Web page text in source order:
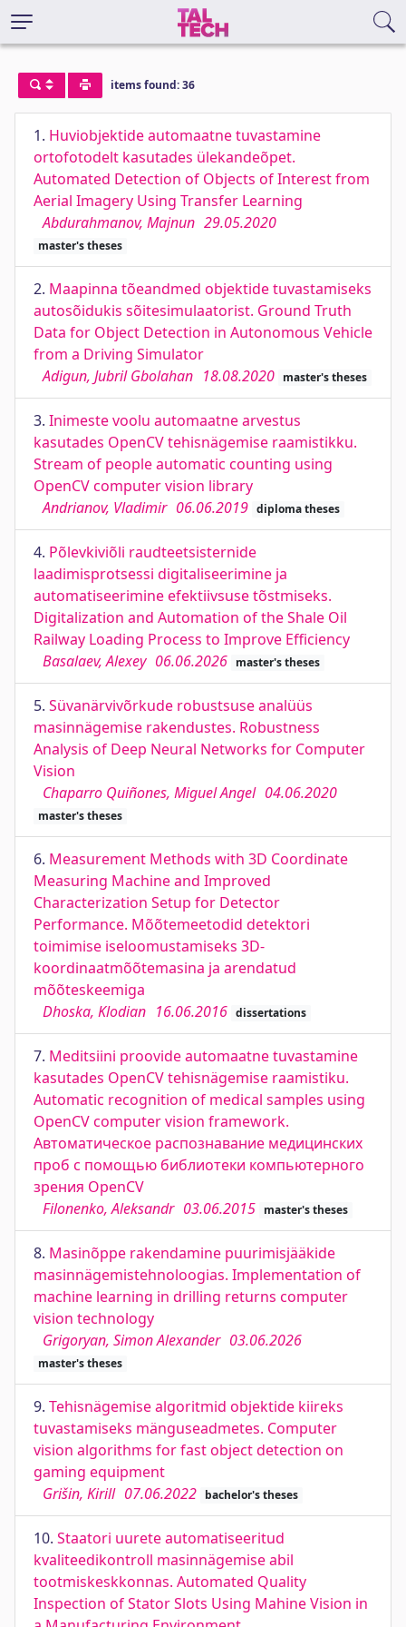
items found: 36
1. Huviobjektide automaatne tuvastamine
ortofotodelt kasutades ülekandeõpet.
Automated Detection of Objects of Interest from
Aerial Imagery Using Transfer Learning
Abdurahmanov, Majnun 29.05.2020
master's theses
2. Maapinna tõeandmed objektide tuvastamiseks
autosõidukis sõitesimulaatorist. Ground Truth
Data for Object Detection in Autonomous Vehicle
from a Driving Simulator
Adigun, Jubril Gbolahan 18.08.2020 master's theses
3. Inimeste voolu automaatne arvestus
kasutades OpenCV tehisnägemise raamistikku.
Stream of people automatic counting using
OpenCV computer vision library
Andrianov, Vladimir 06.06.2019 diploma theses
4. Põlevkiviõli raudteetsisternide
laadimisprotsessi digitaliseerimine ja
automatiseerimine efektiivsuse tõstmiseks.
Digitalization and Automation of the Shale Oil
Railway Loading Process to Improve Efficiency
Basalaev, Alexey 06.06.2026 master's theses
5. Süvanärvivõrkude robustsuse analüüs
masinnägemise rakendustes. Robustness
Analysis of Deep Neural Networks for Computer
Vision
Chaparro Quiñones, Miguel Angel 04.06.2020
master's theses
6. Measurement Methods with 3D Coordinate
Measuring Machine and Improved
Characterization Setup for Detector
Performance. Mõõtemeetodid detektori
toimimise iseloomustamiseks 3D-
koordinaatmõõtemasina ja arendatud
mõõteskeemiga
Dhoska, Klodian 16.06.2016 dissertations
7. Meditsiini proovide automaatne tuvastamine
kasutades OpenCV tehisnägemise raamistiku.
Automatic recognition of medical samples using
OpenCV computer vision framework.
Автоматическое распознавание медицинских
проб с помощью библиотеки компьютерного
зрения OpenCV
Filonenko, Aleksandr 03.06.2015 master's theses
8. Masinõppe rakendamine puurimisjääkide
masinnägemistehnoloogias. Implementation of
machine learning in drilling returns computer
vision technology
Grigoryan, Simon Alexander 03.06.2026
master's theses
9. Tehisnägemise algoritmid objektide kiireks
tuvastamiseks mänguseadmetes. Computer
vision algorithms for fast object detection on
gaming equipment
Grišin, Kirill 07.06.2022 bachelor's theses
10. Staatori uurete automatiseeritud
kvaliteedikontroll masinnägemise abil
tootmiskeskkonnas. Automated Quality
Inspection of Stator Slots Using Mahine Vision in